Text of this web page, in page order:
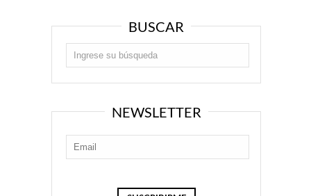
BUSCAR
NEWSLETTER